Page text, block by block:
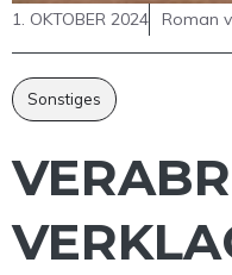
1. OKTOBER 2024 Roman
Sonstiges